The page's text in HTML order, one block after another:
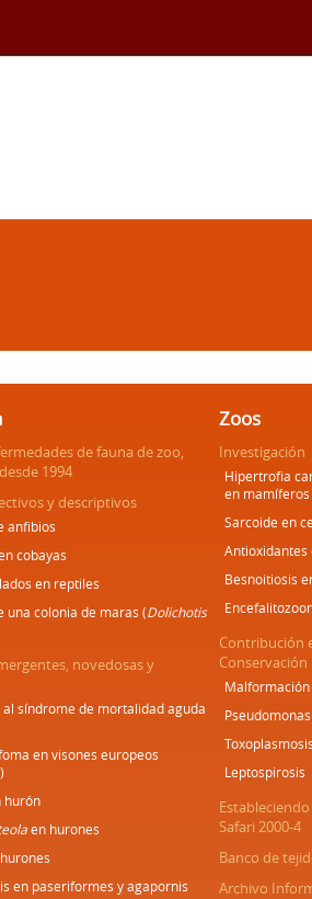
de fauna de zoo,
1994
y descriptivos
anfibios
cobayas
en reptiles
una colonia de maras (Dolichotis
novedosas y
al síndrome de mortalidad aguda
en visones europeos
)
hurón
en hurones
en paseriformes y agapornis
Zoos
Investigación
Hipertrofia
en mamíferos
Sarcoide en
Antioxidantes
Besnoitiosis
Contribución
Conservación
Malformación
Leptospirosis
Safari 2000-4
Banco de
Archivo